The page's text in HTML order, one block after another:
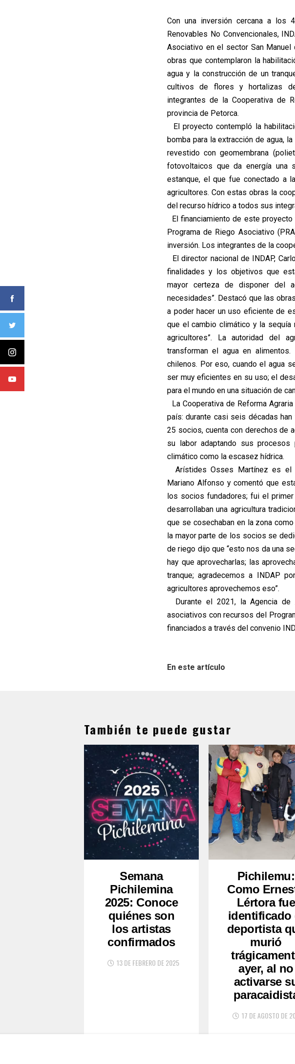
Con una inversión cercana a los
Renovables No Convencionales,
Asociativo en el sector San Manuel
obras que contemplaron la
agua y la construcción de un
cultivos de flores y hortalizas
integrantes de la Cooperativa de
provincia de Petorca.
El proyecto contempló la
bomba para la extracción de agua,
revestido con geomembrana
fotovoltaicos que da energía una
estanque, el que fue conectado a
agricultores. Con estas obras la
del recurso hídrico a todos sus
El financiamiento de este
Programa de Riego Asociativo
inversión. Los integrantes de la
El director nacional de INDAP,
finalidades y los objetivos que
mayor certeza de disponer del
necesidades”. Destacó que las
a poder hacer un uso eficiente de
que el cambio climático y la sequía
agricultores”. La autoridad del
transforman el agua en
chilenos. Por eso, cuando el agua
ser muy eficientes en su uso; el
para el mundo en una situación de
La Cooperativa de Reforma
país: durante casi seis décadas
25 socios, cuenta con derechos de
su labor adaptando sus
climático como la escasez hídrica.
Arístides Osses Martínez es el
Mariano Alfonso y comentó que
los socios fundadores; fui el
desarrollaban una agricultura
que se cosechaban en la zona
la mayor parte de los socios se
de riego dijo que “esto nos da una
hay que aprovecharlas; las
tranque; agradecemos a INDAP
agricultores aprovechemos eso”.
Durante el 2021, la Agencia de
asociativos con recursos del
financiados a través del convenio
En este artículo
También te puede gustar
Semana
Pichilemina
2025: Conoce
quiénes son
los artistas
confirmados
13 DE FEBRERO DE 2025
Pichilemu:
Como
Lértora fue
identificado
deportista
murió
ayer, al no
activarse
17 DE AGOSTO DE